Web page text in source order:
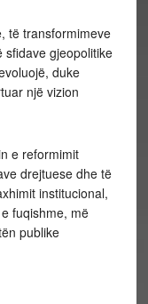
të transformimeve
sfidave gjeopolitike
duke
një vizion
e reformimit
drejtuese dhe të
institucional,
fuqishme, më
publike